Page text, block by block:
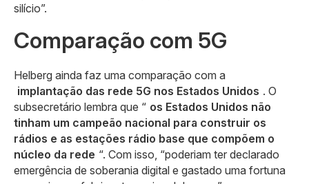
silício”.
Comparação com 5G
Helberg ainda faz uma comparação com a
implantação das rede 5G nos Estados Unidos . O
subsecretário lembra que “ os Estados Unidos não
tinham um campeão nacional para construir os
rádios e as estações rádio base que compõem o
núcleo da rede “. Com isso, “poderiam ter declarado
emergência de soberania digital e gastado uma fortuna